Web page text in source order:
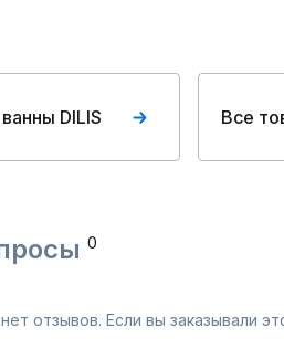
DILIS Все
0
отзывов. Если вы заказывали